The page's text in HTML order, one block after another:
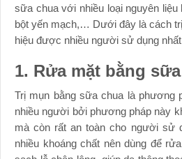
sữa chua với nhiều loại nguyên
bột yến mạch,… Dưới đây là cách
hiệu được nhiều người sử dụng
1. Rửa mặt bằng
Trị mụn bằng sữa chua là phương
nhiều người bởi phương pháp này
mà còn rất an toàn cho người sử
nhiều khoáng chất nên dùng để